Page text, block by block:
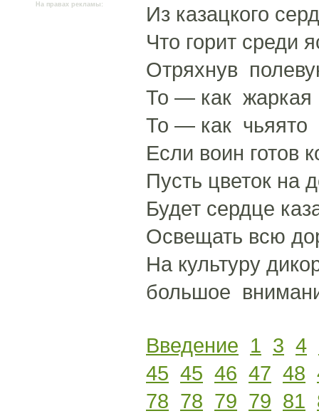
На правах рекламы:
Из казацкого
Что горит среди
Отряхнув
То — как
То — как чьяято
Если воин готов
Пусть цветок на
Будет сердце
Освещать всю
На культуру
большое
Введение 1 3 4
45 45 46 47 48
78 78 79 79 81